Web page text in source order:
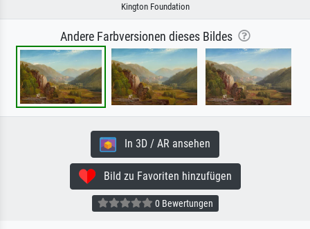
Kington Foundation
Andere Farbversionen dieses Bildes
In 3D / AR ansehen
Bild zu Favoriten hinzufügen
0 Bewertungen